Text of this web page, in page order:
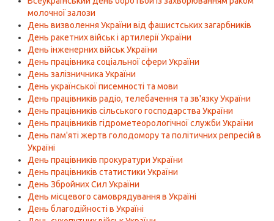
молочної залози
День визволення України від фашистських загарбників
День ракетних військ і артилерії України
День інженерних військ України
День працівника соціальної сфери України
День залізничника України
День української писемності та мови
День працівників радіо, телебачення та зв'язку України
День працівників сільського господарства України
День працівників гідрометеорологічної служби України
День пам'яті жертв голодомору та політичних репресій в
Україні
День працівників прокуратури України
День працівників статистики України
День Збройних Сил України
День місцевого самоврядування в Україні
День благодійності в Україні